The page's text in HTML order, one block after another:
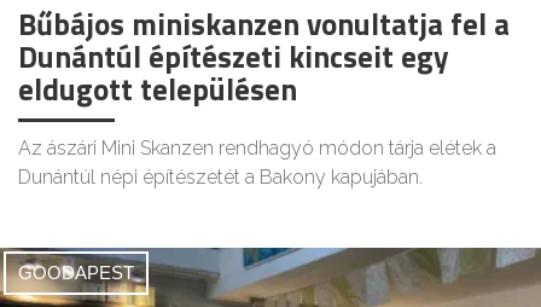
Bűbájos miniskanzen vonultatja fel a
Dunántúl építészeti kincseit egy
eldugott településen
Az ászári Mini Skanzen rendhagyó módon tárja elétek a
Dunántúl népi építészetét a Bakony kapujában.
GOODAPEST